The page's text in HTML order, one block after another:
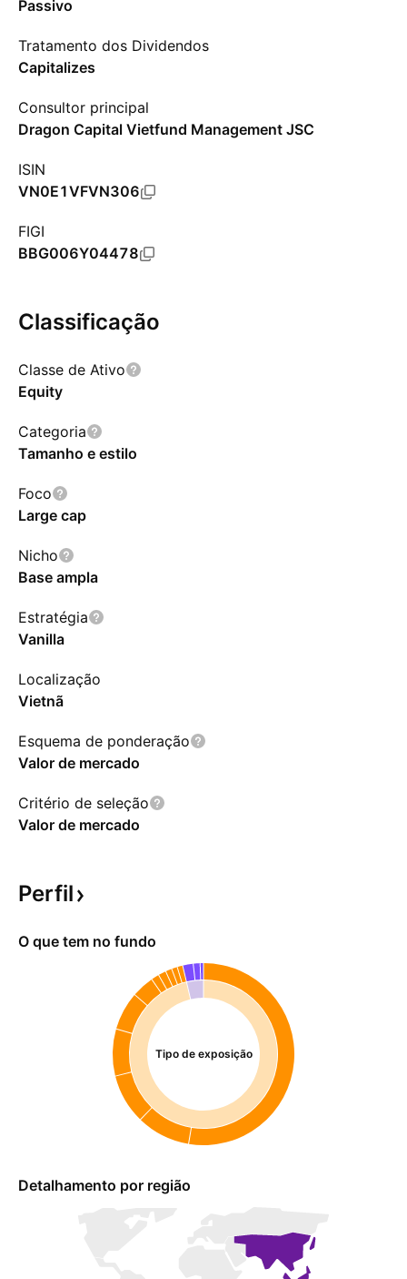
Passivo
Tratamento dos Dividendos
Capitalizes
Consultor principal
Dragon Capital Vietfund Management JSC
ISIN
VN0E1VFVN306
FIGI
BBG006Y04478
Classificação
Classe de Ativo
Equity
Categoria
Tamanho e estilo
Foco
Large cap
Nicho
Base ampla
Estratégia
Vanilla
Localização
Vietnã
Esquema de ponderação
Valor de mercado
Critério de seleção
Valor de mercado
Perfil
O que tem no fundo
Tipo de exposição
Detalhamento por região